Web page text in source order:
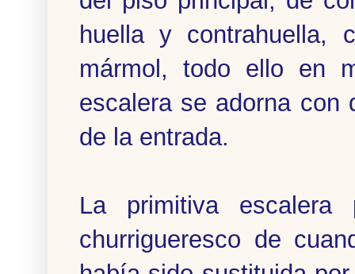
huella y contrahuella,
mármol, todo ello en
escalera se adorna con
de la entrada.
La primitiva escalera
churrigueresco de